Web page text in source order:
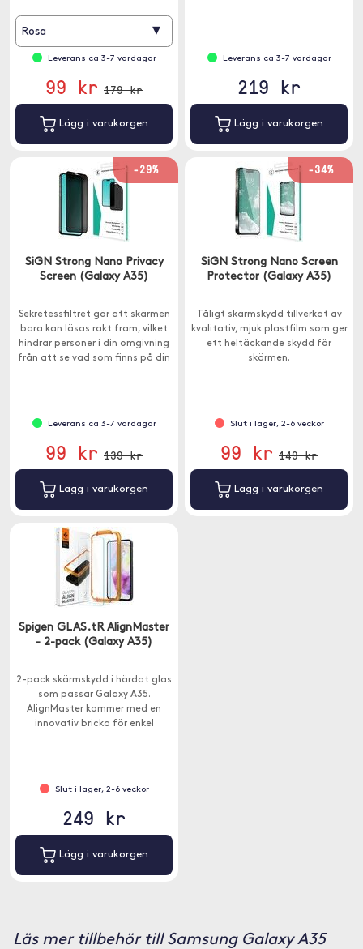
Rosa ▾
Leverans ca 3-7 vardagar
99 kr 179 kr
Lägg i varukorgen
Leverans ca 3-7 vardagar
219 kr
Lägg i varukorgen
-29%
SiGN Strong Nano Privacy
Screen (Galaxy A35)
Sekretessfiltret gör att skärmen
bara kan läsas rakt fram, vilket
hindrar personer i din omgivning
från att se vad som finns på din
Leverans ca 3-7 vardagar
99 kr 139 kr
Lägg i varukorgen
-34%
SiGN Strong Nano Screen
Protector (Galaxy A35)
Tåligt skärmskydd tillverkat av
kvalitativ, mjuk plastfilm som ger
ett heltäckande skydd för
skärmen.
Slut i lager, 2-6 veckor
99 kr 149 kr
Lägg i varukorgen
Spigen GLAS.tR AlignMaster
- 2-pack (Galaxy A35)
2-pack skärmskydd i härdat glas
som passar Galaxy A35.
AlignMaster kommer med en
innovativ bricka för enkel
Slut i lager, 2-6 veckor
249 kr
Lägg i varukorgen
Läs mer tillbehör till Samsung Galaxy A35